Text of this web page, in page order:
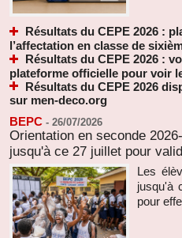
Résultats du CEPE 2026 :
l’affectation en classe de
Résultats du CEPE 2026 :
plateforme officielle pour voir
Résultats du CEPE 2026
sur men-deco.org
BEPC - 26/07/2026
Orientation en seconde
jusqu'à ce 27 juillet pour
Les
jusqu'à
pour